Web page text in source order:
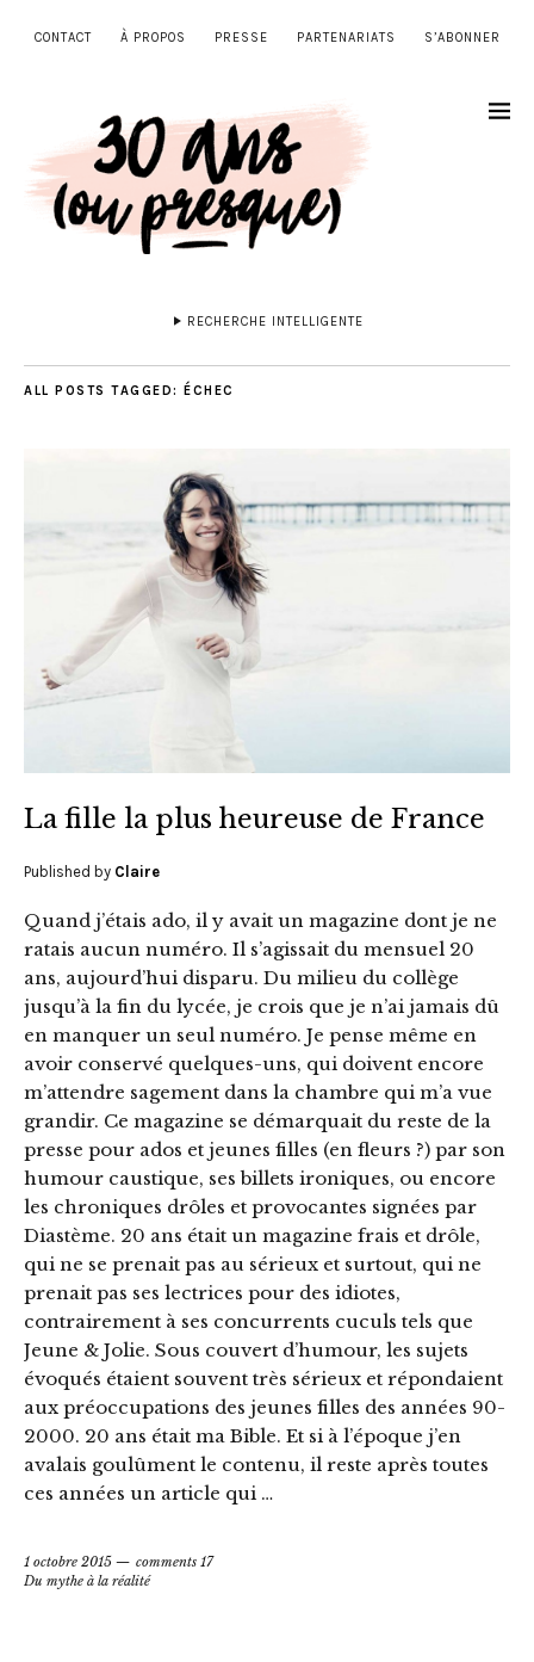
CONTACT À PROPOS PRESSE PARTENARIATS S’ABONNER
RECHERCHE INTELLIGENTE
ALL POSTS TAGGED: ÉCHEC
La fille la plus heureuse de France
Published by Claire
Quand j’étais ado, il y avait un magazine dont je ne
ratais aucun numéro. Il s’agissait du mensuel 20
ans, aujourd’hui disparu. Du milieu du collège
jusqu’à la fin du lycée, je crois que je n’ai jamais dû
en manquer un seul numéro. Je pense même en
avoir conservé quelques-uns, qui doivent encore
m’attendre sagement dans la chambre qui m’a vue
grandir. Ce magazine se démarquait du reste de la
presse pour ados et jeunes filles (en fleurs ?) par son
humour caustique, ses billets ironiques, ou encore
les chroniques drôles et provocantes signées par
Diastème. 20 ans était un magazine frais et drôle,
qui ne se prenait pas au sérieux et surtout, qui ne
prenait pas ses lectrices pour des idiotes,
contrairement à ses concurrents cuculs tels que
Jeune & Jolie. Sous couvert d’humour, les sujets
évoqués étaient souvent très sérieux et répondaient
aux préoccupations des jeunes filles des années 90-
2000. 20 ans était ma Bible. Et si à l’époque j’en
avalais goulûment le contenu, il reste après toutes
ces années un article qui …
1 octobre 2015
comments 17
Du mythe à la réalité